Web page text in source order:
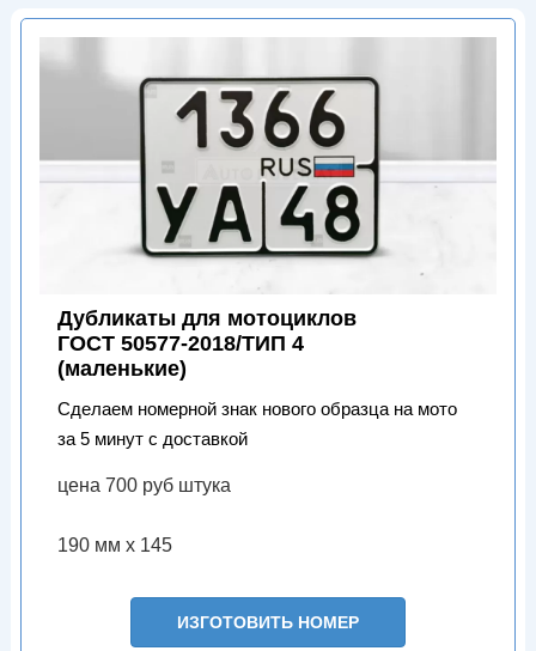
Дубликаты для мотоциклов
ГОСТ 50577-2018/ТИП 4
(маленькие)
Сделаем номерной знак нового образца на мото
за 5 минут с доставкой
цена 700 руб штука
190 мм х 145
ИЗГОТОВИТЬ НОМЕР